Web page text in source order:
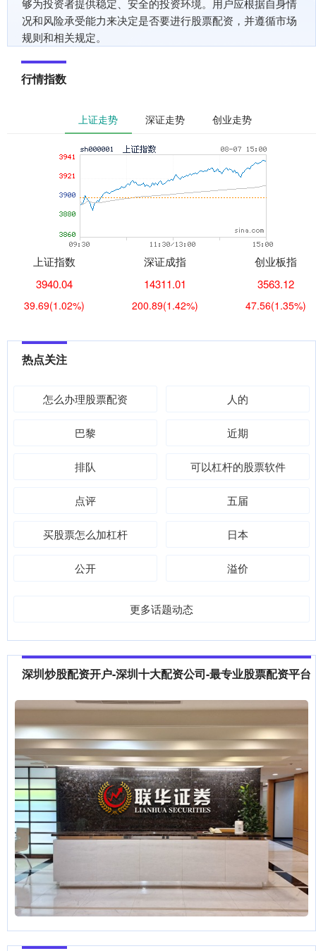
够为投资者提供稳定、安全的投资环境。用户应根据自身情
况和风险承受能力来决定是否要进行股票配资，并遵循市场
规则和相关规定。
行情指数
上证走势 深证走势 创业走势
上证指数
3940.04
39.69(1.02%)
深证成指
14311.01
200.89(1.42%)
创业板指
3563.12
47.56(1.35%)
热点关注
怎么办理股票配资 人的
巴黎 近期
排队 可以杠杆的股票软件
点评 五届
买股票怎么加杠杆 日本
公开 溢价
更多话题动态
深圳炒股配资开户-深圳十大配资公司-最专业股票配资平台